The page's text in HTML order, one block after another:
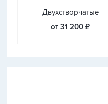
Двухстворчатые
от 31 200 ₽